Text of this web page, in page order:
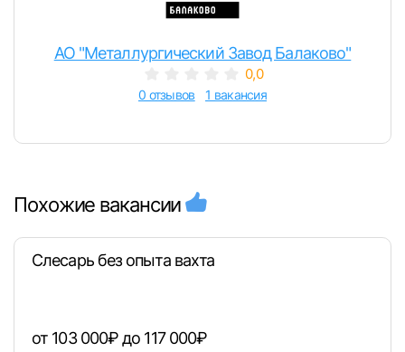
Курган
АО "Металлургический Завод Балаково"
0,0
0 отзывов 1 вакансия
Похожие вакансии
Слесарь без опыта вахта
от 103 000₽ до 117 000₽